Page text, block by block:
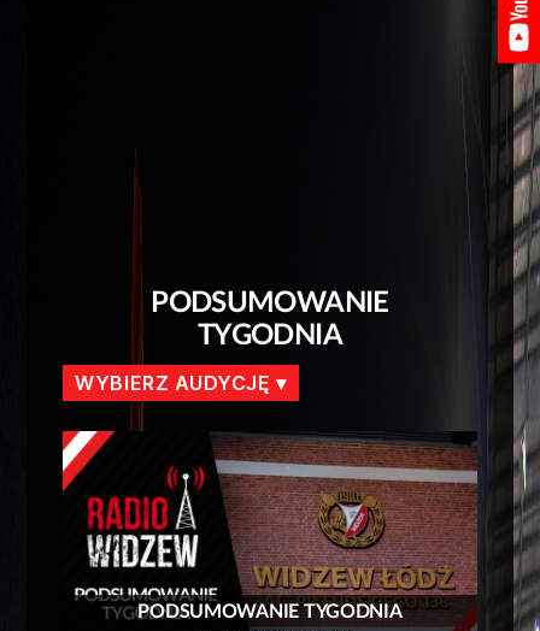
PODSUMOWANIE
TYGODNIA
WYBIERZ AUDYCJĘ
PODSUMOWANIE TYGODNIA